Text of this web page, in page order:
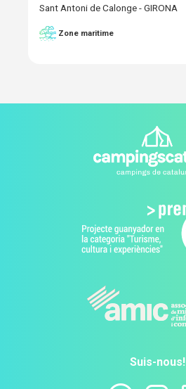
Sant Antoni de Calonge - GIRONA
Zone maritime
Suis-nous!